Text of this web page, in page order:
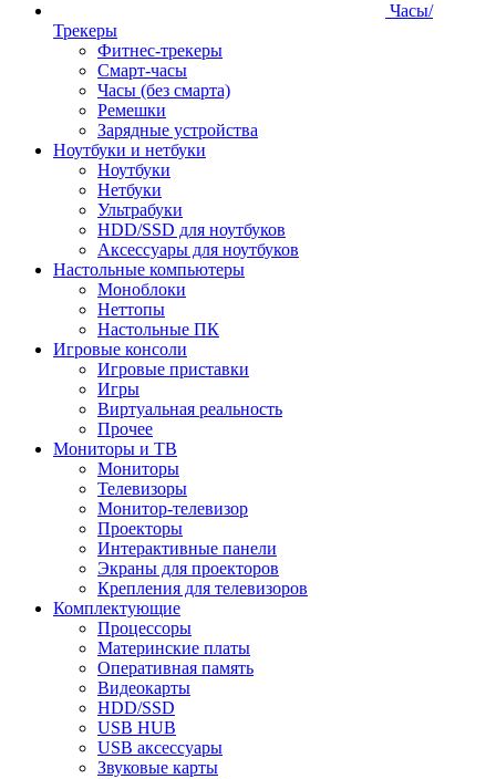
Часы/
Трекеры
Фитнес-трекеры
Смарт-часы
Часы (без смарта)
Ремешки
Зарядные устройства
Ноутбуки и нетбуки
Ноутбуки
Нетбуки
Ультрабуки
HDD/SSD для ноутбуков
Аксессуары для ноутбуков
Настольные компьютеры
Моноблоки
Неттопы
Настольные ПК
Игровые консоли
Игровые приставки
Игры
Виртуальная реальность
Прочее
Мониторы и ТВ
Мониторы
Телевизоры
Монитор-телевизор
Проекторы
Интерактивные панели
Экраны для проекторов
Крепления для телевизоров
Комплектующие
Процессоры
Материнские платы
Оперативная память
Видеокарты
HDD/SSD
USB HUB
USB аксессуары
Звуковые карты